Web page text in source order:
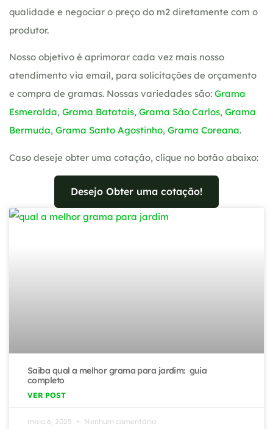
qualidade e negociar o preço do m2 diretamente com o
produtor.
Nosso objetivo é aprimorar cada vez mais nosso
atendimento via email, para solicitações de orçamento
e compra de gramas. Nossas variedades são: Grama
Esmeralda, Grama Batatais, Grama São Carlos, Grama
Bermuda, Grama Santo Agostinho, Grama Coreana.
Caso deseje obter uma cotação, clique no botão abaixo:
Desejo Obter uma cotação!
Saiba qual a melhor grama para jardim: guia
completo
VER POST
maio 6, 2025 Nenhum comentário